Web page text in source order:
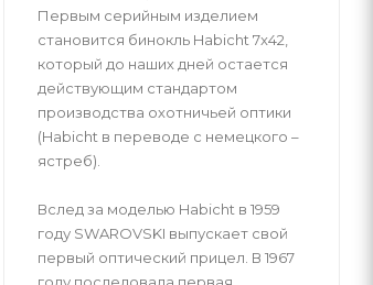
Первым серийным изделием
становится бинокль Habicht 7x42,
который до наших дней остается
действующим стандартом
производства охотничьей оптики
(Habicht в переводе с немецкого –
ястреб).
Вслед за моделью Habicht в 1959
году SWAROVSKI выпускает свой
первый оптический прицел. В 1967